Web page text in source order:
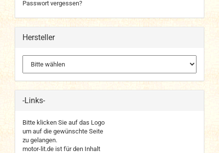
Passwort vergessen?
Hersteller
-Links-
Bitte klicken Sie auf das Logo
um auf die gewünschte Seite
zu gelangen.
motor-lit.de ist für den Inhalt